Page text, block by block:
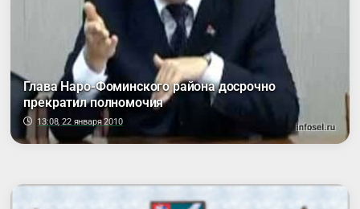
Глава Наро-Фоминского района досрочно
прекратил полномочия
13:08, 22 января 2010